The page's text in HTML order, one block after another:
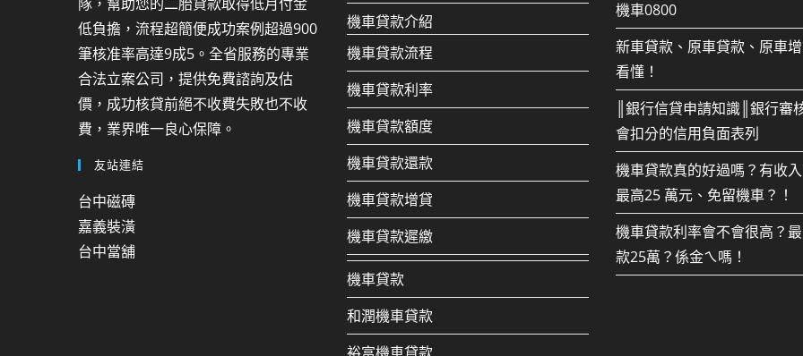
低負擔，流程超簡便成功案例超過900
筆核准率高達9成5。全省服務的專業
合法立案公司，提供免費諮詢及估
價，成功核貸前絕不收費失敗也不收
費，業界唯一良心保障。
友站連結
台中磁磚
嘉義裝潢
台中當舖
機車貸款介紹
機車貸款流程
機車貸款利率
機車貸款額度
機車貸款還款
機車貸款增貸
機車貸款遲繳
機車貸款
和潤機車貸款
機車0800
新車貸款、原車貸款、原車
看懂！
║銀行信貸申請知識║銀行審
會扣分的信用負面表列
機車貸款真的好過嗎？有收
最高25 萬元、免留機車？！
機車貸款利率會不會很高？
款25萬？係金ㄟ嗎！